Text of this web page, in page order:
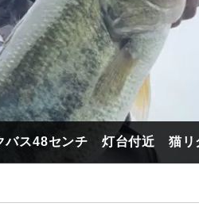
ス48センチ 灯台付近 猫リ